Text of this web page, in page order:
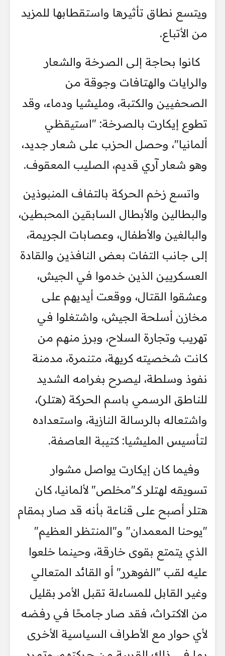
ويتسع نطاق تأثيرها واستقطابها للمزيد
من الأتباع.
كانوا بحاجة إلى الصرخة والشعار
والرايات والهتافات وجوقة من
الصحفيين والكتبة، ومليشيا ودماء، وقد
تطوع إيكارت بالصرخة: "استيقظي
ألمانيا"، وحصل الحزب على شعار جديد،
وهو شعار آري قديم، الصليب المعقوف.
واتسع زخم الحركة بالتفاف المنبوذين
والبطالين والأبطال السابقين المحبطين،
والبالغين والأطفال، وعصابات الجريمة،
إلى جانب التفات بعض النافذين والقادة
العسكريين الذين خدموا في الجيش،
وعشقوا القتال، ووقعت أيديهم على
مخازن أسلحة الجيش، واشتغلوا في
تهريب وتجارة السلاح، وبرز منهم من
كانت شخصيته كريهة، متنمرة، مدمنة
نفوذ وسلطة، ليصرح بغرامه الشديد
للناطق الرسمي باسم الحركة (هتلر)،
واشتعاله بالرسالة النازية، واستعداده
لتأسيس المليشيا: كتيبة العاصفة.
وفيما كان إيكارت يواصل مشوار
تسويقه لهتلر كـ"مخلص" لألمانيا، كان
هتلر أصبح على قناعة بأنه قد صار بمقام
"يوحنا المعمدان" و"المنتظر العظيم"
الذي يتمتع بقوى خارقة، وحينما خلعوا
عليه لقب "الفوهرر" أو القائد المتعالي
وغير القابل للمساءلة تقبل الأمر بقليل
من الاكتراث، فقد صار جامحًا في رفضه
لأي حوار مع الأطراف السياسية الأخرى